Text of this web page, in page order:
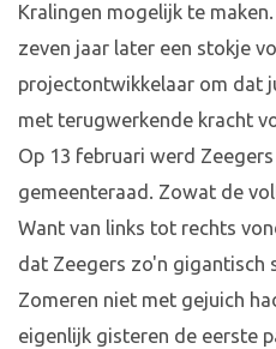
Kralingen mogelijk te
zeven jaar later een stokje
projectontwikkelaar om dat
met terugwerkende kracht
Op 13 februari werd
gemeenteraad. Zowat de
Want van links tot rechts
dat Zeegers zo'n gigantisch
Zomeren niet met gejuich
eigenlijk gisteren de eerste